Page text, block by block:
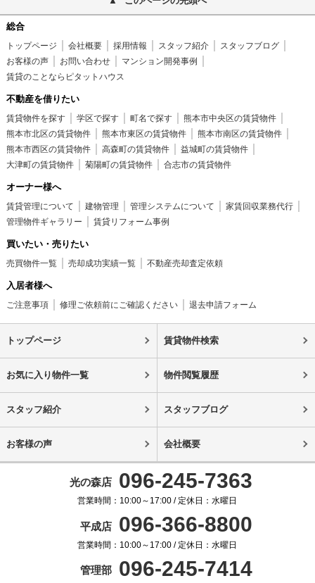
総合
トップページ 会社概要 採用情報 スタッフ紹介
スタッフブログ
お客様の声
お問い合わせ
マンション開発事例
賃貸のことならピタットハウス
不動産を借りたい
賃貸物件を探す 学区で探す 町名で探す
熊本市中央区の賃貸物件
熊本市北区の賃貸物件
熊本市東区の賃貸物件
熊本市南区の賃貸物件
熊本市西区の賃貸物件
高森町の賃貸物件
益城町の賃貸物件
大津町の賃貸物件
菊陽町の賃貸物件 合志市の賃貸物件
オーナー様へ
賃貸管理について 建物管理 管理システムについて
家賃回収業務代行
管理物件ギャラリー
賃貸リフォーム事例
買いたい・売りたい
売買物件一覧 売却成功実績一覧 不動産売却査定依頼
入居者様へ
ご注意事項 修理ご依頼前にご確認ください 退去申請フォーム
トップページ 賃貸物件検索
お気に入り物件一覧 物件閲覧履歴
スタッフ紹介 スタッフブログ
お客様の声 会社概要
光の森店 096-245-7363
営業時間：10:00～17:00 / 定休日：水曜日
平成店 096-366-8800
営業時間：10:00～17:00 / 定休日：水曜日
管理部 096-245-7414